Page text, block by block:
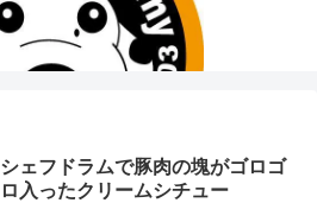
シェフドラムで豚肉の塊がゴロゴ
ロ入ったクリームシチュー